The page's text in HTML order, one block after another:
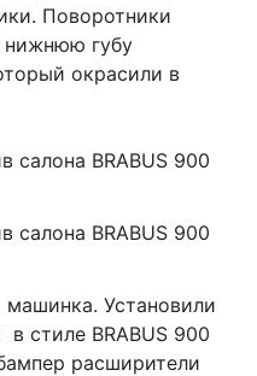
Поворотники
нижнюю губу
окрасили в
салона BRABUS 900
салона BRABUS 900
машинка. Установили
стиле BRABUS 900
расширители